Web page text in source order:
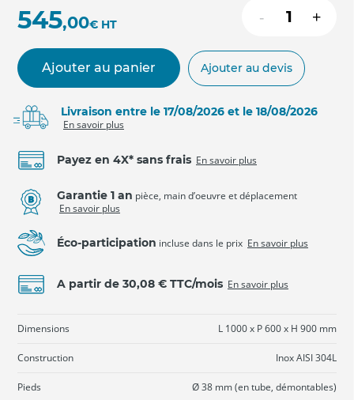
545,00€ HT - +
Ajouter au panier Ajouter au devis
Livraison entre le 17/08/2026 et le 18/08/2026
En savoir plus
Payez en 4X* sans frais En savoir plus
Garantie 1 an pièce, main d’oeuvre et déplacement
En savoir plus
Éco-participation incluse dans le prix En savoir plus
A partir de 30,08 € TTC/mois En savoir plus
Dimensions L 1000 x P 600 x H 900 mm
Construction Inox AISI 304L
Pieds Ø 38 mm (en tube, démontables)